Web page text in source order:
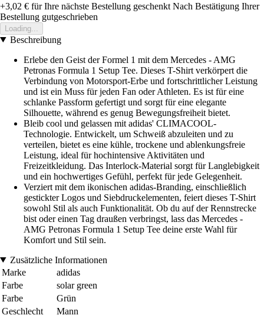
+3,02 € für Ihre nächste Bestellung geschenkt Nach Bestätigung Ihrer
Bestellung gutgeschrieben
Loading...
Beschreibung
Erlebe den Geist der Formel 1 mit dem Mercedes - AMG
Petronas Formula 1 Setup Tee. Dieses T-Shirt verkörpert die
Verbindung von Motorsport-Erbe und fortschrittlicher Leistung
und ist ein Muss für jeden Fan oder Athleten. Es ist für eine
schlanke Passform gefertigt und sorgt für eine elegante
Silhouette, während es genug Bewegungsfreiheit bietet.
Bleib cool und gelassen mit adidas' CLIMACOOL-
Technologie. Entwickelt, um Schweiß abzuleiten und zu
verteilen, bietet es eine kühle, trockene und ablenkungsfreie
Leistung, ideal für hochintensive Aktivitäten und
Freizeitkleidung. Das Interlock-Material sorgt für Langlebigkeit
und ein hochwertiges Gefühl, perfekt für jede Gelegenheit.
Verziert mit dem ikonischen adidas-Branding, einschließlich
gestickter Logos und Siebdruckelementen, feiert dieses T-Shirt
sowohl Stil als auch Funktionalität. Ob du auf der Rennstrecke
bist oder einen Tag draußen verbringst, lass das Mercedes -
AMG Petronas Formula 1 Setup Tee deine erste Wahl für
Komfort und Stil sein.
Zusätzliche Informationen
Marke
adidas
Farbe
solar green
Farbe
Grün
Geschlecht
Mann